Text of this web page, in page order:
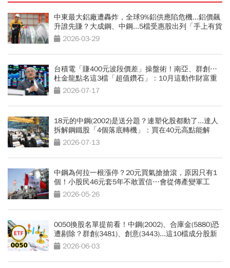
中東最大鋁廠遭轟炸，全球9%鋁供應陷危機...鋁價飆
升誰先賺？大成鋼、中鋼...5檔受惠股出列「手上有貨
才是王」
2026-03-29
台積電「賺400元波段價差」操盤術！南亞、群創…
杜金龍點名這3檔「超值鑽石」：10月這動作財富重
分配2026-07-17
18元的中鋼(2002)是送分題？連塑化股都動了...達人
拆解鋼鐵股「4個落底轉機」：買在40元高點能解
套？2026-07-13
中鋼為何拉一根漲停？20元買氣搶搶滾，原因只有1
個！小股民46元套5年不敢置信…會從傳產變軍工
股？2026-05-26
0050換股名單提前看！中鋼(2002)、合庫金(5880)恐
遭剔除？群創(3481)、創意(3443)...這10檔成分股新
星，會再漲一波？
2026-06-03